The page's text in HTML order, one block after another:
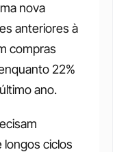
nova
anteriores à
compras
22%
ano.
ciclos